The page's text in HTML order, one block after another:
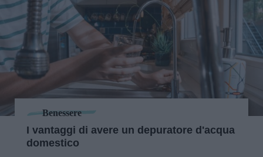
Benessere
I vantaggi di avere un depuratore d'acqua
domestico